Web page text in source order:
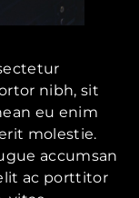
nibh, sit
eu enim
molestie.
accumsan
ac porttitor